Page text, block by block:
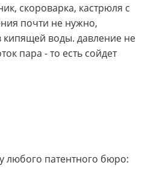
скороварка, кастрюля с
почти не нужно,
кипящей воды. давление не
пара - то есть сойдет
любого патентного бюро: